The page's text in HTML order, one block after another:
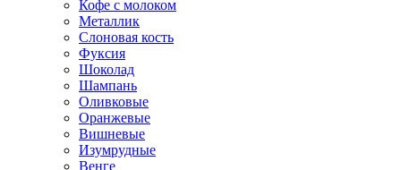
Кофе с молоком
Металлик
Слоновая кость
Фуксия
Шоколад
Шампань
Оливковые
Оранжевые
Вишневые
Изумрудные
Венге